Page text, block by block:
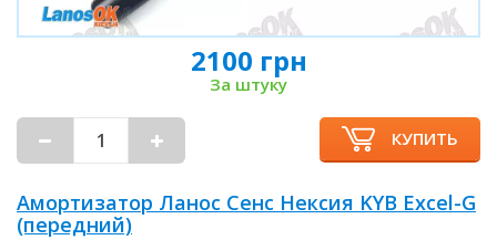
2100 грн
За штуку
КУПИТЬ
Амортизатор Ланос Сенс Нексия KYB Excel-G
(передний)